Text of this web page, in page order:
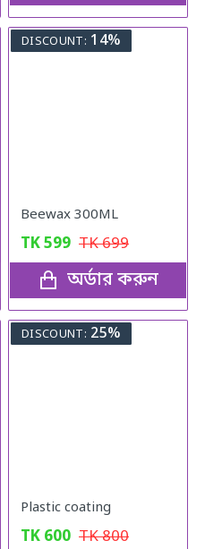
DISCOUNT: 14%
Beewax 300ML
TK599 TK699
অর্ডার করুন
DISCOUNT: 25%
Plastic coating
TK 600 TK800